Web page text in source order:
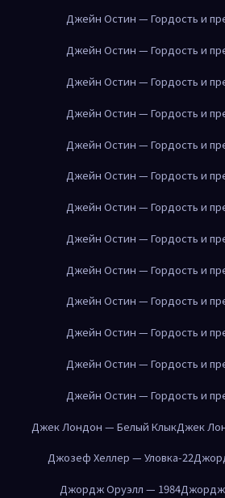
Джейн Остин — Гордость и
Джейн Остин — Гордость и
Джейн Остин — Гордость и
Джейн Остин — Гордость и
Джейн Остин — Гордость и
Джейн Остин — Гордость и
Джейн Остин — Гордость и
Джейн Остин — Гордость и
Джейн Остин — Гордость и
Джейн Остин — Гордость и
Джейн Остин — Гордость и
Джейн Остин — Гордость и
Джейн Остин — Гордость и
Джек Лондон — Белый КлыкДжек
Джозеф Хеллер — Уловка-22
Джордж Оруэлл — 1984Джордж